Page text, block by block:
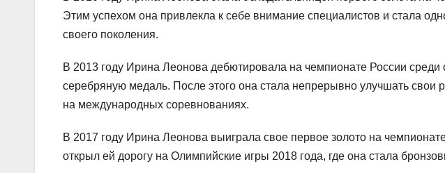
Этим успехом она привлекла к себе внимание специалистов и стала
своего поколения.
В 2013 году Ирина Леонова дебютировала на чемпионате России среди
серебряную медаль. После этого она стала непрерывно улучшать свои
на международных соревнованиях.
В 2017 году Ирина Леонова выиграла свое первое золото на
открыл ей дорогу на Олимпийские игры 2018 года, где она стала